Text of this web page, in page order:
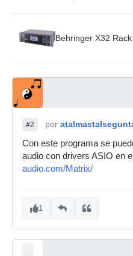
Behringer X32 Rack
#2 por
Con este programa se
audio con drivers ASIO en
audio.com/Matrix/
1